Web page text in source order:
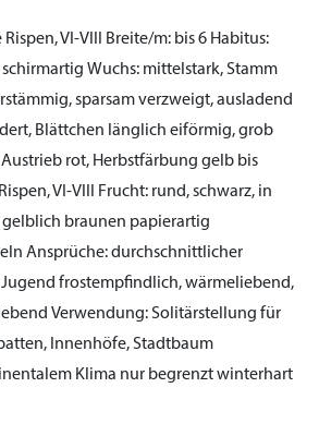
VI-VIII Breite/m: bis 6 Habitus:
Wuchs: mittelstark, Stamm
sparsam verzweigt, ausladend
Blättchen länglich eiförmig, grob
rot, Herbstfärbung gelb bis
VI-VIII Frucht: rund, schwarz, in
braunen papierartig
Ansprüche:durchschnittlicher
frostempfindlich, wärmeliebend,
Verwendung:Solitärstellung für
Innenhöfe, Stadtbaum
Klima nur begrenzt winterhart